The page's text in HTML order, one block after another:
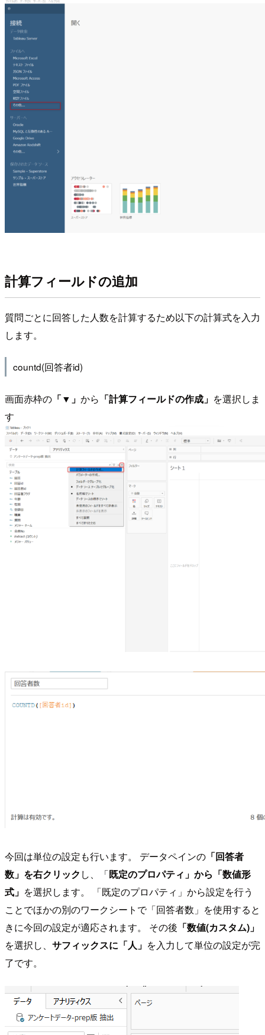
計算フィールドの追加
質問ごとに回答した人数を計算するため以下の計算式を入力
します。
countd(回答者id)
画面赤枠の 「▼」 から 「計算フィールドの作成」 を選択しま
す
今回は単位の設定も行います。 データペインの 「回答者
数」を右クリック し、「既定のプロパティ」から「数値形
式」 を選択します。 「既定のプロパティ」から設定を行う
ことでほかの別のワークシートで「回答者数」を使用すると
きに今回の設定が適応されます。 その後 「数値(カスタム)」
を選択し、 サフィックスに「人」 を入力して単位の設定が完
了です。